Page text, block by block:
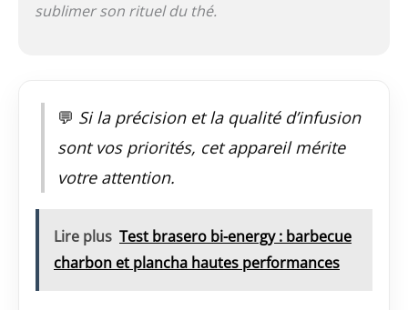
sublimer son rituel du thé.
💬 Si la précision et la qualité d’infusion
sont vos priorités, cet appareil mérite
votre attention.
Lire plus Test brasero bi-energy : barbecue
charbon et plancha hautes performances